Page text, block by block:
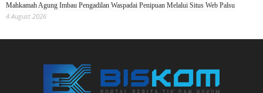
Mahkamah Agung Imbau Pengadilan Waspadai Penipuan Melalui Situs Web Palsu
4 August 2026